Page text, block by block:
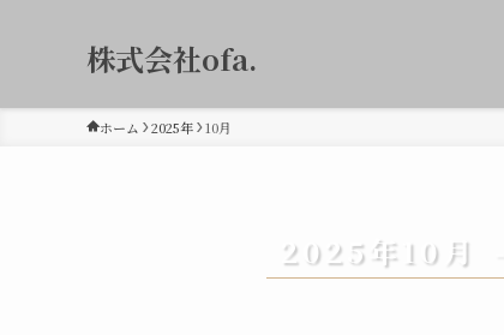
株式会社ofa.
ホーム 2025年 10月
2025年10月